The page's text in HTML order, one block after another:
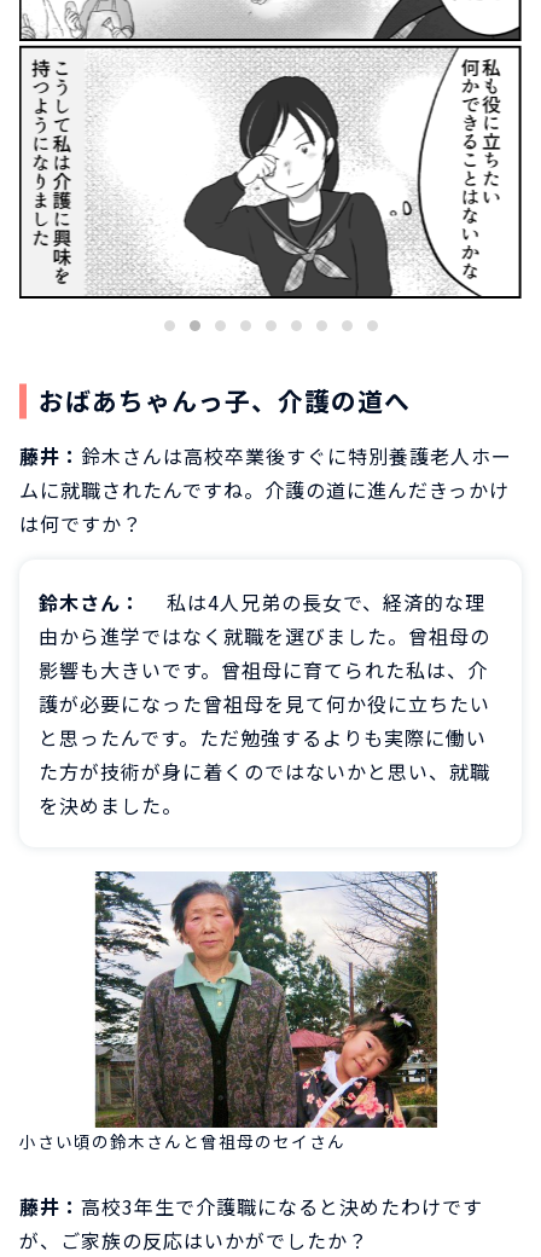
おばあちゃんっ子、介護の道へ
藤井： 鈴木さんは高校卒業後すぐに特別養護老人ホー
ムに就職されたんですね。介護の道に進んだきっかけ
は何ですか？
鈴木さん：
私は4人兄弟の長女で、経済的な理
由から進学ではなく就職を選びました。曾祖母の
影響も大きいです。曾祖母に育てられた私は、介
護が必要になった曾祖母を見て何か役に立ちたい
と思ったんです。ただ勉強するよりも実際に働い
た方が技術が身に着くのではないかと思い、就職
を決めました。
小さい頃の鈴木さんと曾祖母のセイさん
藤井： 高校3年生で介護職になると決めたわけです
が、ご家族の反応はいかがでしたか？